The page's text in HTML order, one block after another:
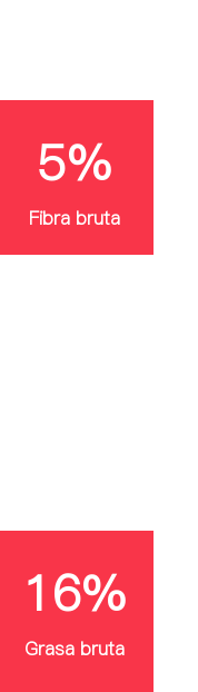
5%
Fibra bruta
16%
Grasa bruta